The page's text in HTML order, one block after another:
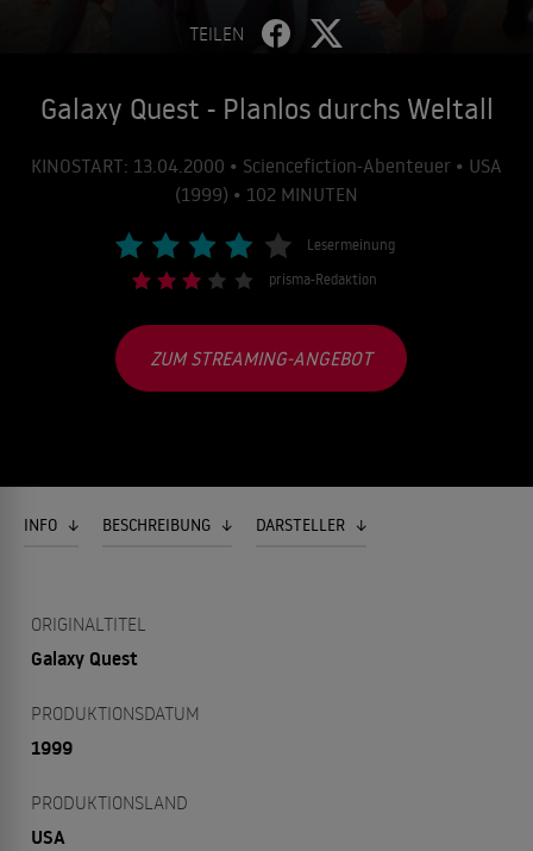
TEILEN
Galaxy Quest - Planlos durchs Weltall
KINOSTART: 13.04.2000 • Sciencefiction-Abenteuer • USA
(1999) • 102 MINUTEN
Lesermeinung
prisma-Redaktion
ZUM STREAMING-ANGEBOT
INFO BESCHREIBUNG DARSTELLER
ORIGINALTITEL
Galaxy Quest
PRODUKTIONSDATUM
1999
PRODUKTIONSLAND
USA